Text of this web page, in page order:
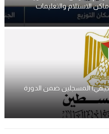
المسجلين ضمن الدورة